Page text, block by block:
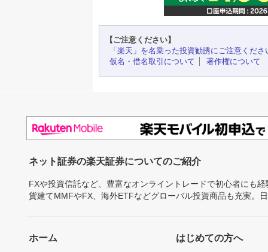
【ご注意ください】
「楽天」を名乗った投資勧誘にご注意くださ
仮名・借名取引について
著作権について
ネット証券の楽天証券についてのご紹介
FXや投資信託など、豊富なオンライントレードで初心者にも
貨建てMMFやFX、海外ETFなどグローバル投資商品も充実。
ホーム はじめての方へ